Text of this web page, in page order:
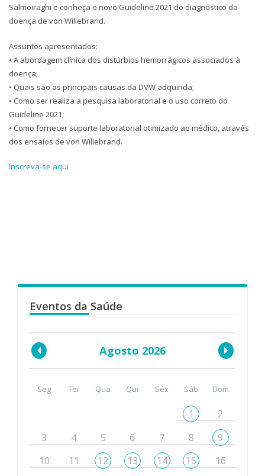
Salmoiraghi e conheça o novo Guideline 2021 do diagnóstico da
doença de von Willebrand.
Assuntos apresentados:
• A abordagem clínica dos distúrbios hemorrágicos associados à
doença;
• Quais são as principais causas da DVW adquirida;
• Como ser realiza a pesquisa laboratorial e o uso correto do
Guideline 2021;
• Como fornecer suporte laboratorial otimizado ao médico, através
dos ensaios de von Willebrand.
Inscreva-se aqui
Eventos da Saúde
Agosto 2026
Seg Ter Qua Qui Sex Sáb Dom
1
2
3
4 5 6 7 8
9
10
11 12 13 14 15
16